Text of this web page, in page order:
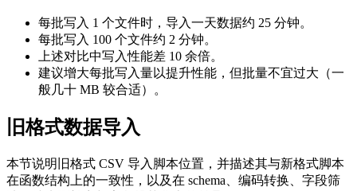
每批写入 1 个文件时，导入一天数据约 25 分钟。
每批写入 100 个文件约 2 分钟。
上述对比中写入性能差 10 余倍。
建议增大每批写入量以提升性能，但批量不宜过大（一
般几十 MB 较合适）。
旧格式数据导入
本节说明旧格式 CSV 导入脚本位置，并描述其与新格式脚本
在函数结构上的一致性，以及在 schema、编码转换、字段筛